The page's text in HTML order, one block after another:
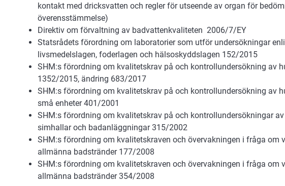
kontakt med dricksvatten och regler för utseende av organ för
överensstämmelse)
Direktiv om förvaltning av badvattenkvaliteten 2006/7/EY
Statsrådets förordning om laboratorier som utför undersökningar
livsmedelslagen, foderlagen och hälsoskyddslagen 152/2015
SHM:s förordning om kvalitetskrav på och kontrollundersökning av
1352/2015, ändring 683/2017
SHM:s förordning om kvalitetskrav på och kontrollundersökning av
små enheter 401/2001
SHM:s förordning om kvalitetskrav på och kontrollundersökningar
simhallar och badanläggningar 315/2002
SHM:s förordning om kvalitetskraven och övervakningen i fråga om
allmänna badstränder 177/2008
SHM:s förordning om kvalitetskraven och övervakningen i fråga om
allmänna badstränder 354/2008